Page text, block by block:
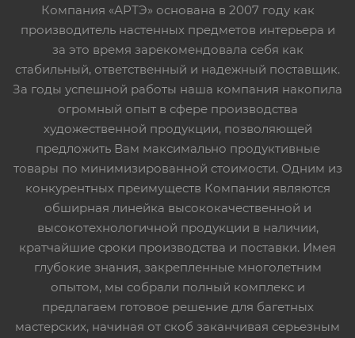
Компания «АРТЭ» основана в 2007 году как
производитель настенных предметов интерьера и
за это время зарекомендовала себя как
стабильный, ответственный и надежный поставщик.
За годы успешной работы наша компания накопила
огромный опыт в сфере производства
художественной продукции, позволяющей
предложить Вам максимально продуктивные
товары по минимизированной стоимости. Одним из
конкурентных преимуществ Компании являются
обширная линейка высококачественной и
высокотехнологичной продукции в наличии,
кратчайшие сроки производства и поставки. Имея
глубокие знания, закрепленные многолетним
опытом, мы собрали полный комплекс и
предлагаем готовое решение для багетных
мастерских, начиная от скоб заканчивая серьезным